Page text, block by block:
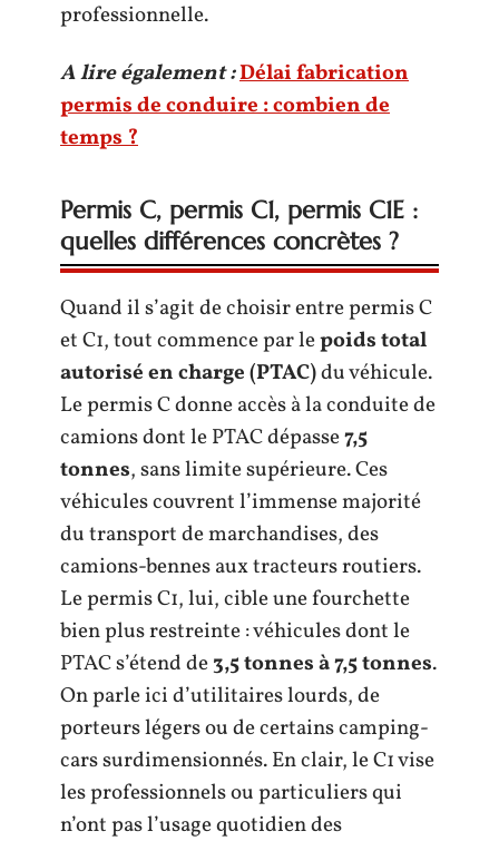
professionnelle.
A lire également :Délai fabrication
permis de conduire : combien de
temps ?
Permis C, permis C1, permis C1E :
quelles différences concrètes ?
Quand il s’agit de choisir entre permis C
et C1, tout commence par lepoids total
autorisé en charge (PTAC)du véhicule.
Le permis C donne accès à la conduite de
camions dont le PTAC dépasse7,5
tonnes, sans limite supérieure. Ces
véhicules couvrent l’immense majorité
du transport de marchandises, des
camions-bennes aux tracteurs routiers.
Le permis C1, lui, cible une fourchette
bien plus restreinte : véhicules dont le
PTAC s’étend de3,5 tonnes à 7,5 tonnes.
On parle ici d’utilitaires lourds, de
porteurs légers ou de certains camping-
cars surdimensionnés. En clair, le C1 vise
les professionnels ou particuliers qui
n’ont pas l’usage quotidien des